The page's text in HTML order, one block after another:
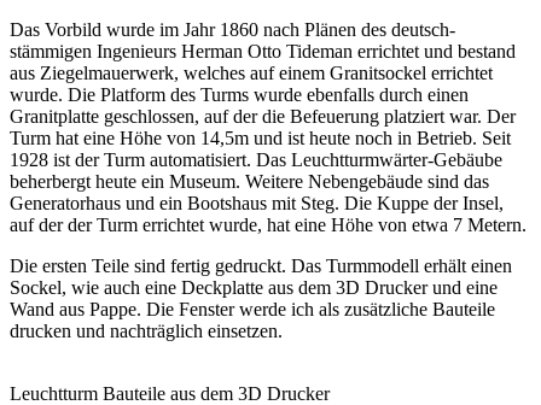
Das Vorbild wurde im Jahr 1860 nach Plänen des deutsch-
stämmigen Ingenieurs Herman Otto Tideman errichtet und bestand
aus Ziegelmauerwerk, welches auf einem Granitsockel errichtet
wurde. Die Platform des Turms wurde ebenfalls durch einen
Granitplatte geschlossen, auf der die Befeuerung platziert war. Der
Turm hat eine Höhe von 14,5m und ist heute noch in Betrieb. Seit
1928 ist der Turm automatisiert. Das Leuchtturmwärter-Gebäube
beherbergt heute ein Museum. Weitere Nebengebäude sind das
Generatorhaus und ein Bootshaus mit Steg. Die Kuppe der Insel,
auf der der Turm errichtet wurde, hat eine Höhe von etwa 7 Metern.
Die ersten Teile sind fertig gedruckt. Das Turmmodell erhält einen
Sockel, wie auch eine Deckplatte aus dem 3D Drucker und eine
Wand aus Pappe. Die Fenster werde ich als zusätzliche Bauteile
drucken und nachträglich einsetzen.
Leuchtturm Bauteile aus dem 3D Drucker